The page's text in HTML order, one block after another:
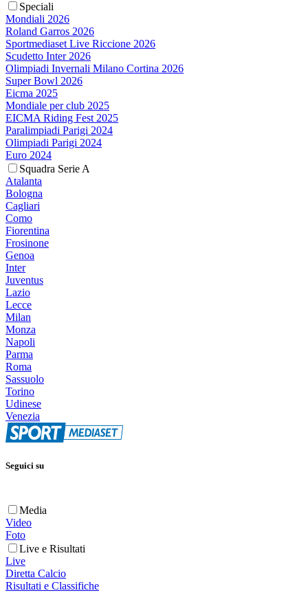
Speciali
Mondiali 2026
Roland Garros 2026
Sportmediaset Live Riccione 2026
Scudetto Inter 2026
Olimpiadi Invernali Milano Cortina 2026
Super Bowl 2026
Eicma 2025
Mondiale per club 2025
EICMA Riding Fest 2025
Paralimpiadi Parigi 2024
Olimpiadi Parigi 2024
Euro 2024
Squadra Serie A
Atalanta
Bologna
Cagliari
Como
Fiorentina
Frosinone
Genoa
Inter
Juventus
Lazio
Lecce
Milan
Monza
Napoli
Parma
Roma
Sassuolo
Torino
Udinese
Venezia
Seguici su
Media
Video
Foto
Live e Risultati
Live
Diretta Calcio
Risultati e Classifiche